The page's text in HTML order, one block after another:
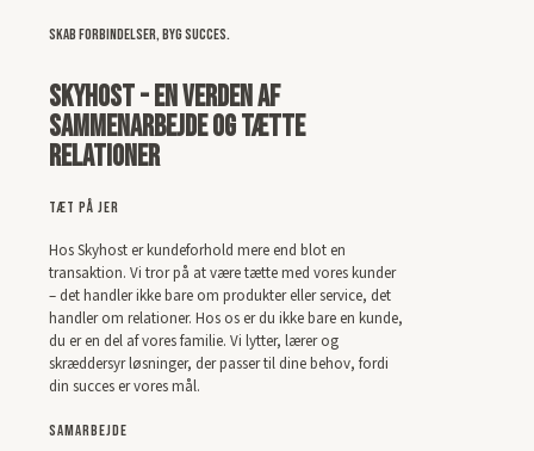
Skab Forbindelser, Byg Succes.
Skyhost - en verden af
Sammenarbejde og Tætte
Relationer
Tæt på jer
Hos Skyhost er kundeforhold mere end blot en
transaktion. Vi tror på at være tætte med vores kunder
– det handler ikke bare om produkter eller service, det
handler om relationer. Hos os er du ikke bare en kunde,
du er en del af vores familie. Vi lytter, lærer og
skræddersyr løsninger, der passer til dine behov, fordi
din succes er vores mål.
Samarbejde